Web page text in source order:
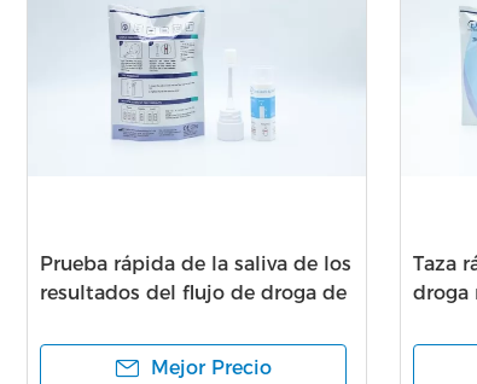
Prueba rápida de la saliva de los
resultados del flujo de droga de
prueba
Mejor Precio
Taza
droga